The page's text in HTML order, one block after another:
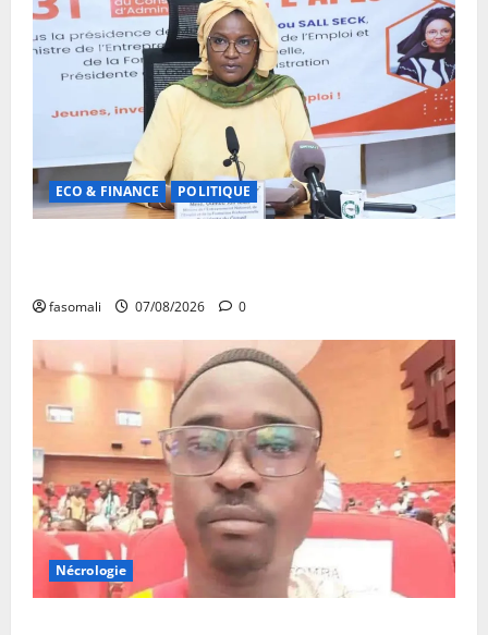
ECO & FINANCE POLITIQUE
fasomali 07/08/2026 0
Nécrologie